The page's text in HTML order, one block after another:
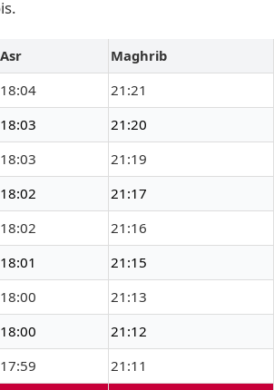
Asr Maghrib
18:04 21:21
18:03 21:20
18:03 21:19
18:02 21:17
18:02 21:16
18:01 21:15
18:00 21:13
18:00 21:12
17:59 21:11